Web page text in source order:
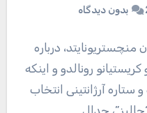
بدون دیدگاه
درباره
رونالدو و اینکه
آرژانتینی انتخاب
جدال…